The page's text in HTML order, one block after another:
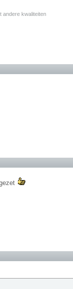
andere kwaliteiten